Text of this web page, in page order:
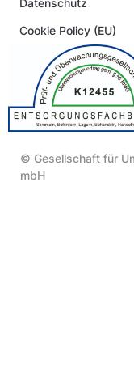
© Gesellschaft für
mbH
Datenschutz
Cookie Policy (EU)